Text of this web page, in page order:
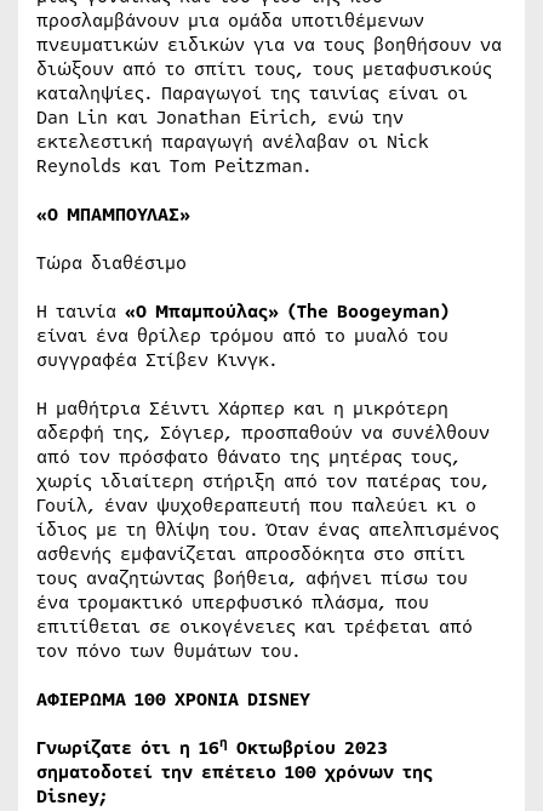
προσλαμβάνουν μια ομάδα υποτιθέμενων
πνευματικών ειδικών για να τους βοηθήσουν να
διώξουν από το σπίτι τους, τους μεταφυσικούς
καταληψίες. Παραγωγοί της ταινίας είναι οι
Dan Lin και Jonathan Eirich, ενώ την
εκτελεστική παραγωγή ανέλαβαν οι Nick
Reynolds και Tom Peitzman.
«Ο ΜΠΑΜΠΟΥΛΑΣ»
Τώρα διαθέσιμο
Η ταινία «Ο Μπαμπούλας» (The Boogeyman)
είναι ένα θρίλερ τρόμου από το μυαλό του
συγγραφέα Στίβεν Κινγκ.
Η μαθήτρια Σέιντι Χάρπερ και η μικρότερη
αδερφή της, Σόγιερ, προσπαθούν να συνέλθουν
από τον πρόσφατο θάνατο της μητέρας τους,
χωρίς ιδιαίτερη στήριξη από τον πατέρας του,
Γουίλ, έναν ψυχοθεραπευτή που παλεύει κι ο
ίδιος με τη θλίψη του. Όταν ένας απελπισμένος
ασθενής εμφανίζεται απροσδόκητα στο σπίτι
τους αναζητώντας βοήθεια, αφήνει πίσω του
ένα τρομακτικό υπερφυσικό πλάσμα, που
επιτίθεται σε οικογένειες και τρέφεται από
τον πόνο των θυμάτων του.
ΑΦΙΕΡΩΜΑ 100 ΧΡΟΝΙΑ DISNEY
Γνωρίζατε ότι η 16η Οκτωβρίου 2023
σηματοδοτεί την επέτειο 100 χρόνων της
Disney;